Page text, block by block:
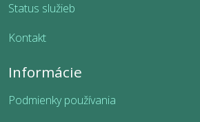
Status služieb
Kontakt
Informácie
Podmienky používania